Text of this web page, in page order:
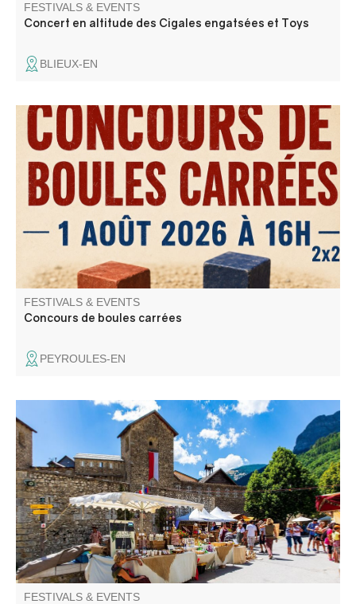
FESTIVALS & EVENTS
Concert en altitude des Cigales engatsées et Toys
BLIEUX-EN
Concours de boules carrées sponsorisé par l'entreprise
Norberto Andrade , Buvette et restauration sur place
FESTIVALS & EVENTS
Concours de boules carrées
PEYROULES-EN
Flavours, scents, jewelry, woodwork, leatherwork, musical
instruments... Some sixty exhibitors present original,
hand-crafted creations.
FESTIVALS & EVENTS